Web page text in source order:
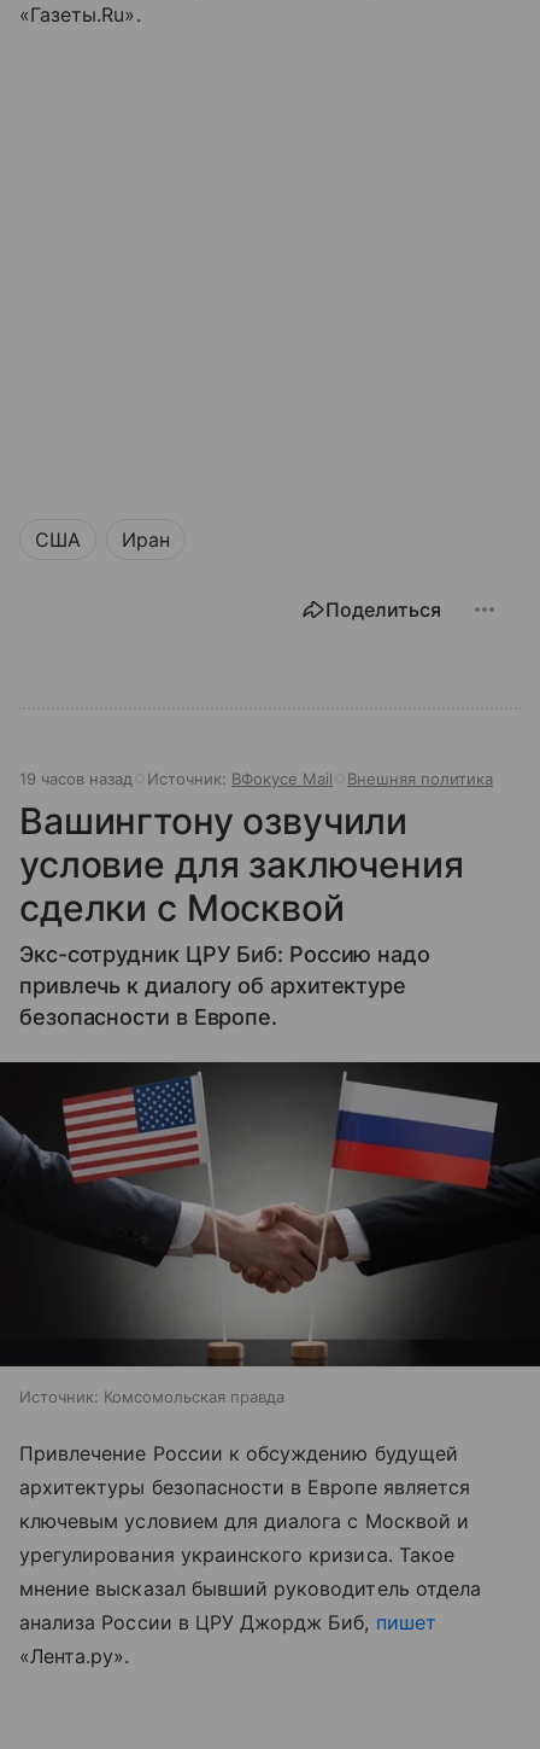
«Газеты.Ru».
США Иран
Поделиться
19 часов назад Источник: ВФокусе Mail Внешняя политика
Вашингтону озвучили
условие для заключения
сделки с Москвой
Экс-сотрудник ЦРУ Биб: Россию надо
привлечь к диалогу об архитектуре
безопасности в Европе.
Источник: Комсомольская правда
Привлечение России к обсуждению будущей
архитектуры безопасности в Европе является
ключевым условием для диалога с Москвой и
урегулирования украинского кризиса. Такое
мнение высказал бывший руководитель отдела
анализа России в ЦРУ Джордж Биб, пишет
«Лента.ру».